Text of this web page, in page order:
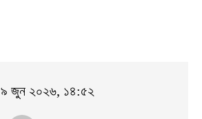
৯ জুন ২০২৬, ১৪:৫২